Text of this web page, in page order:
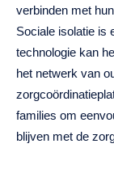
verbinden met
Sociale isolatie is
technologie kan
het netwerk van
families om
blijven met de